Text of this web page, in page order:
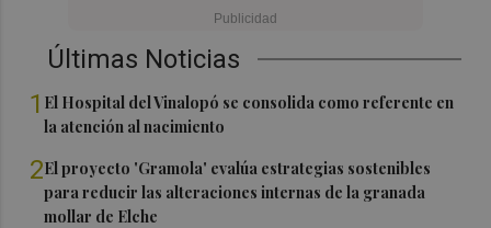
Últimas Noticias
1 El Hospital del Vinalopó se consolida como referente en
la atención al nacimiento
2El proyecto 'Gramola' evalúa estrategias sostenibles
para reducir las alteraciones internas de la granada
mollar de Elche